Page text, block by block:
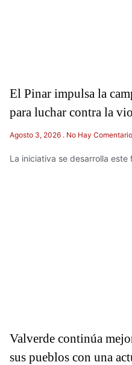
El Pinar impulsa la
para luchar contra la
Agosto 3, 2026 No Hay
La iniciativa se desarrolla este
Valverde continúa
sus pueblos con una